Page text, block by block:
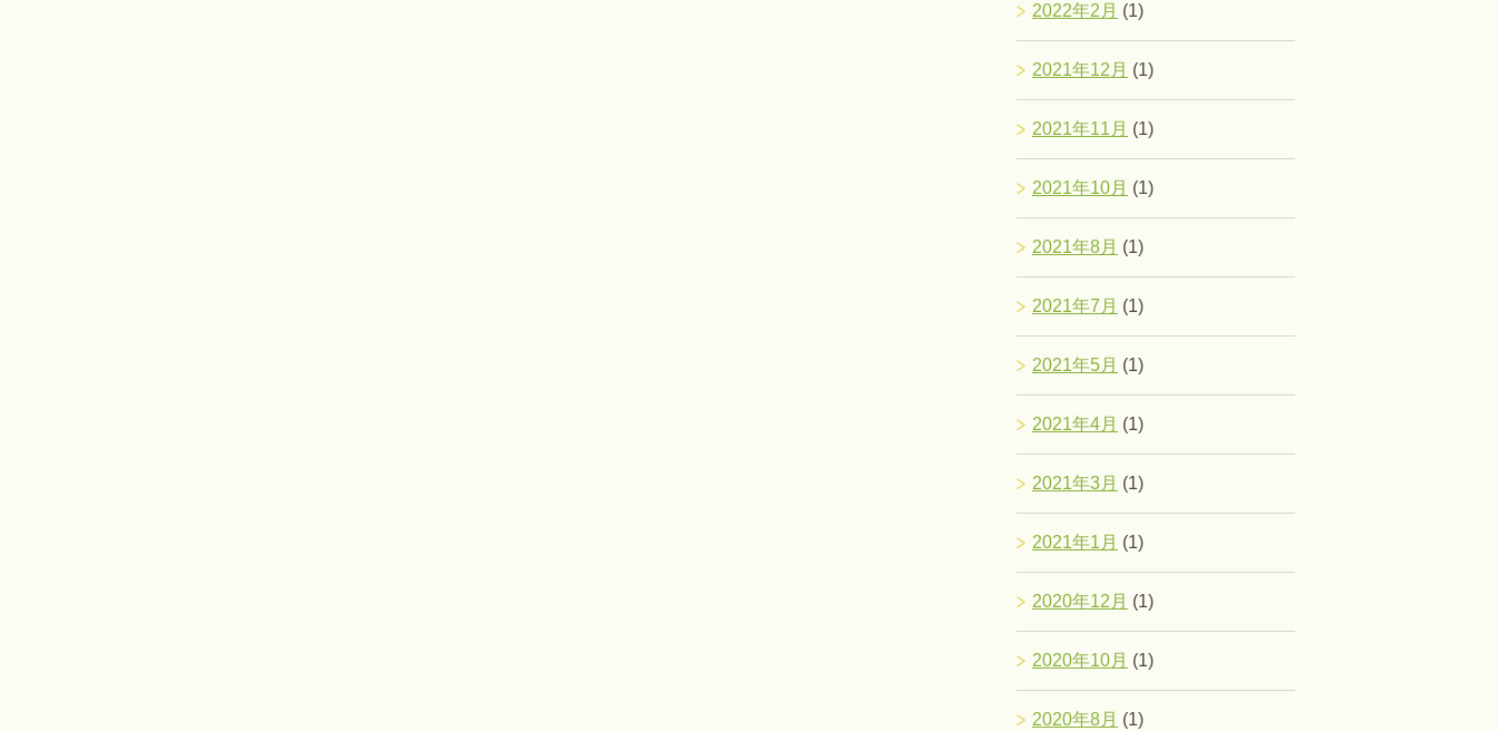
2022年2月 (1)
2021年12月 (1)
2021年11月 (1)
2021年10月 (1)
2021年8月 (1)
2021年7月 (1)
2021年5月 (1)
2021年4月 (1)
2021年3月 (1)
2021年1月 (1)
2020年12月 (1)
2020年10月 (1)
2020年8月 (1)